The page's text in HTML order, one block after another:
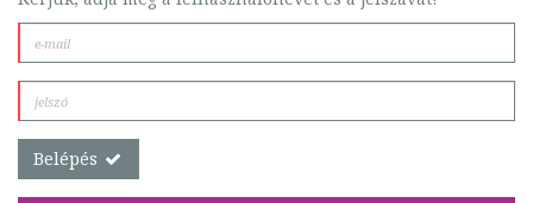
Belépés